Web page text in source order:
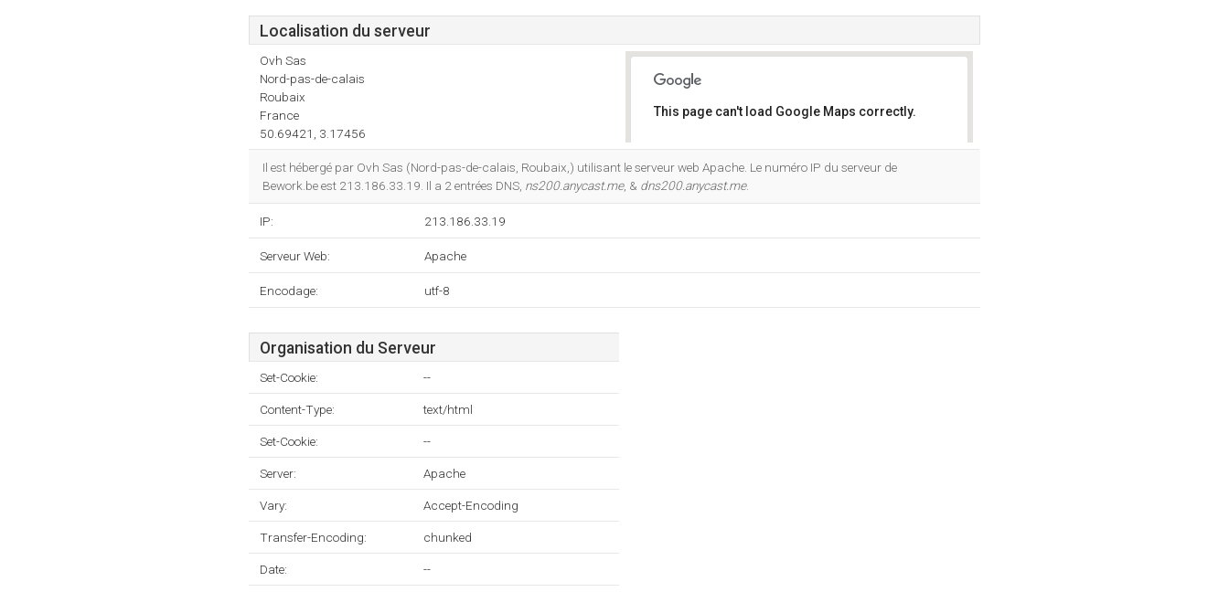
Localisation du serveur
Ovh Sas
Nord-pas-de-calais
Roubaix
France
50.69421, 3.17456
This page can't load Google Maps correctly.
Il est hébergé par Ovh Sas (Nord-pas-de-calais, Roubaix,) utilisant le serveur web Apache. Le numéro IP du serveur de
Bework.be est 213.186.33.19. Il a 2 entrées DNS, ns200.anycast.me, & dns200.anycast.me.
IP: 213.186.33.19
Serveur Web: Apache
Encodage: utf-8
Organisation du Serveur
Set-Cookie: --
Content-Type: text/html
Set-Cookie: --
Server: Apache
Vary: Accept-Encoding
Transfer-Encoding: chunked
Date: --